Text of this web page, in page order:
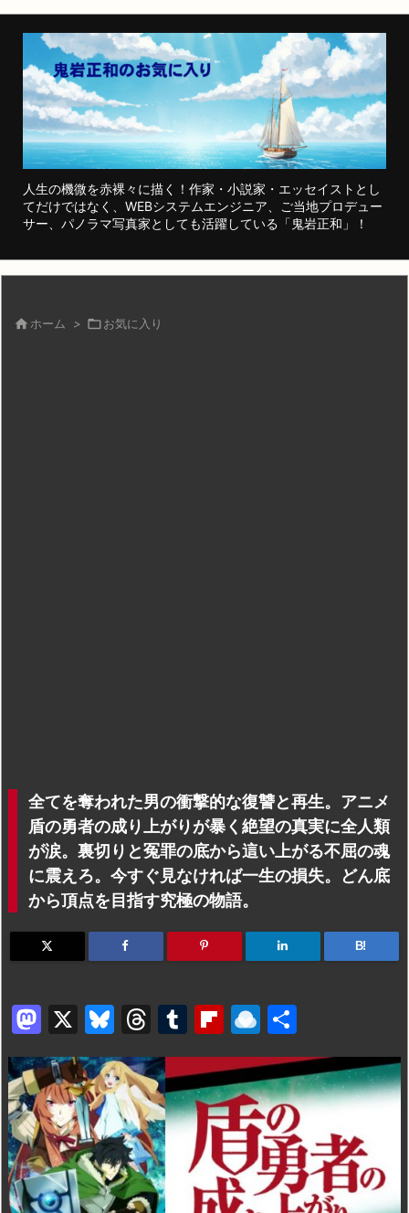
人生の機微を赤裸々に描く！作家・小説家・エッセイストとし
てだけではなく、WEBシステムエンジニア、ご当地プロデュー
サー、パノラマ写真家としても活躍している「鬼岩正和」！
 ホーム > お気に入り
全てを奪われた男の衝撃的な復讐と再生。アニメ
盾の勇者の成り上がりが暴く絶望の真実に全人類
が涙。裏切りと冤罪の底から這い上がる不屈の魂
に震えろ。今すぐ見なければ一生の損失。どん底
から頂点を目指す究極の物語。
B!
M
a
st
o
d
o
n
X
Bl
u
e
s
k
y
T
hr
e
a
d
s
T
u
m
bl
r
Fl
ip
b
o
ar
d
R
ai
n
dr
o
p.
io
有